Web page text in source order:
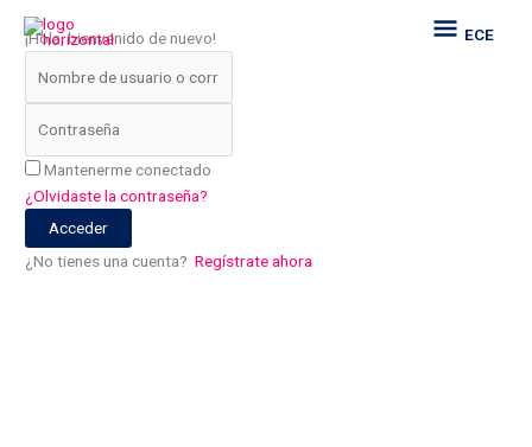
ECEECE
¡Hola, bienvenido de nuevo!
Mantenerme conectado
¿Olvidaste la contraseña?
Acceder
¿No tienes una cuenta?Regístrate ahora